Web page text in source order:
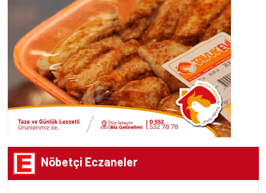
Nöbetçi Eczaneler